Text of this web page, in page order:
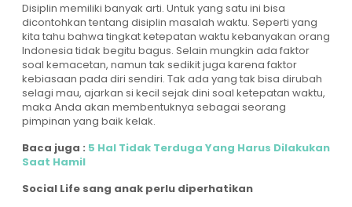
Disiplin memiliki banyak arti. Untuk yang satu ini bisa
dicontohkan tentang disiplin masalah waktu. Seperti yang
kita tahu bahwa tingkat ketepatan waktu kebanyakan orang
Indonesia tidak begitu bagus. Selain mungkin ada faktor
soal kemacetan, namun tak sedikit juga karena faktor
kebiasaan pada diri sendiri. Tak ada yang tak bisa dirubah
selagi mau, ajarkan si kecil sejak dini soal ketepatan waktu,
maka Anda akan membentuknya sebagai seorang
pimpinan yang baik kelak.
Baca juga : 5 Hal Tidak Terduga Yang Harus Dilakukan
Saat Hamil
Social Life sang anak perlu diperhatikan